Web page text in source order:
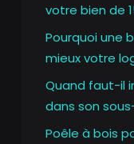
votre bien de
Pourquoi une
mieux votre
Quand faut-il
dans son
Poêle à bois